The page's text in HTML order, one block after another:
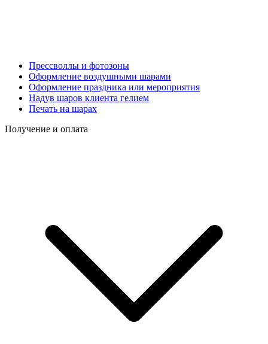
Прессволлы и фотозоны
Оформление воздушными шарами
Оформление праздника или мероприятия
Надув шаров клиента гелием
Печать на шарах
Получение и оплата